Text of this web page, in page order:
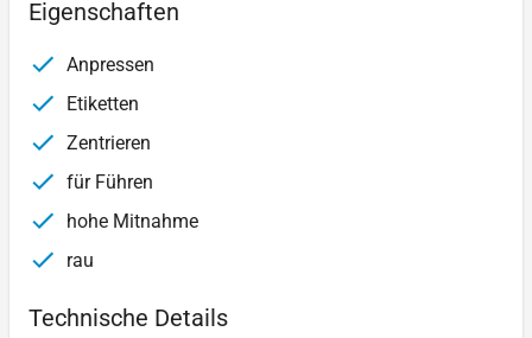
Eigenschaften
Anpressen
Etiketten
Zentrieren
für Führen
hohe Mitnahme
rau
Technische Details